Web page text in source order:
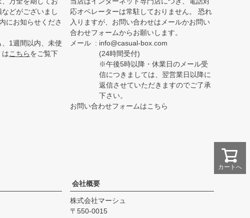
カートへ
どがございまし
にお知らせくださ
1週間以内、未使
はこちらをご覧下
応オペレーターは常駐しておりません。 恐れ
入りますが、お問い合わせはメールかお問い
合わせフォームからお願いします。
メール
info@casual-box.com
(24時間受付)
※午後5時以降・休業日のメール受
信につきましては、翌営業日以降に
返信させていただきますのでご了承
下さい。
お問い合わせフォームはこちら
会社概要
株式会社マーシュ
550-0015